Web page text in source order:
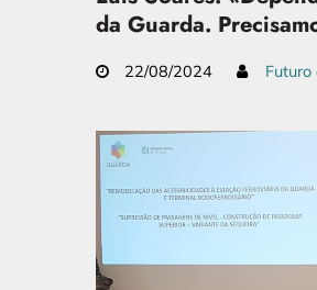
da Guarda.
22/08/2024